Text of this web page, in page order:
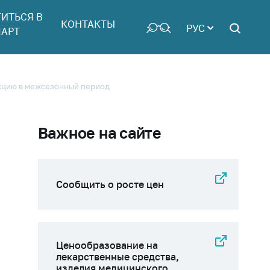
В
КОНТАКТЫ РУС
в межсезонный период
Важное на сайте
Сообщить о росте цен
Ценообразование на
лекарственные средства,